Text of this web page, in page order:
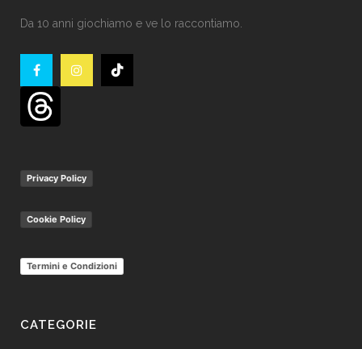
Da 10 anni giochiamo e ve lo raccontiamo.
Privacy Policy
Cookie Policy
Termini e Condizioni
CATEGORIE